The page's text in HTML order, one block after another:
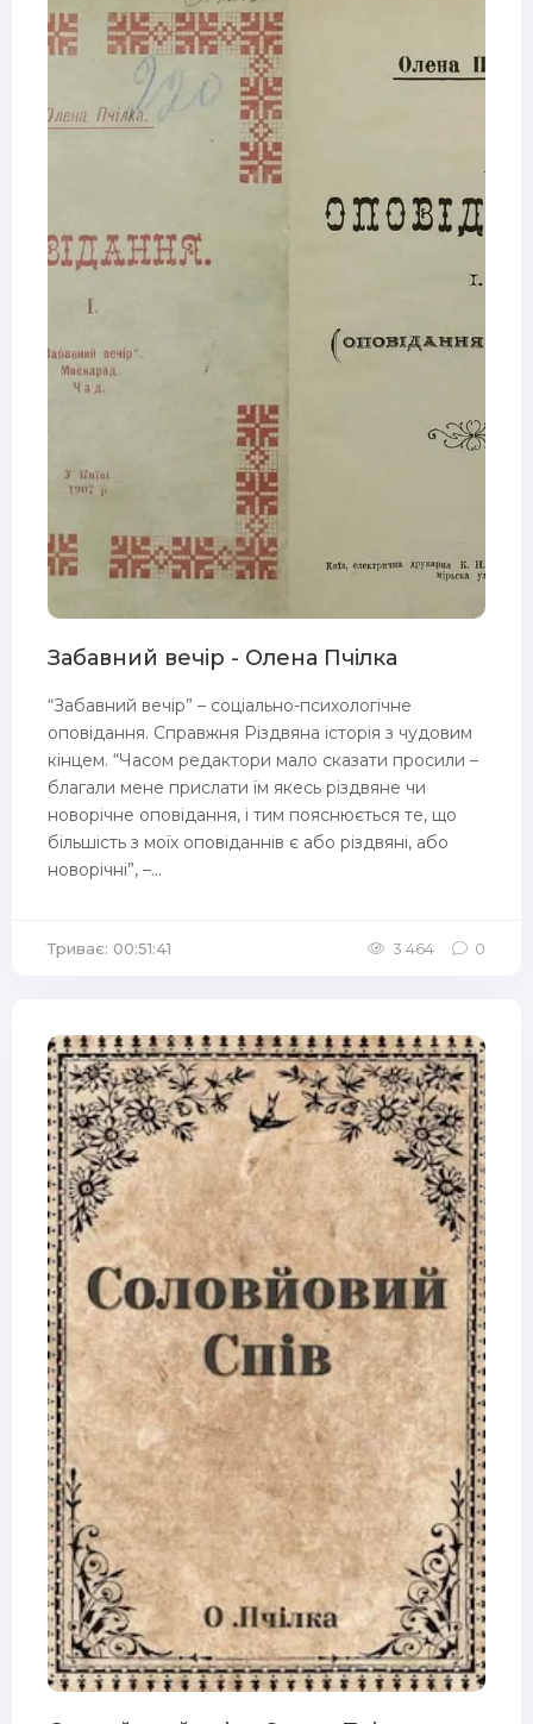
Забавний вечір - Олена Пчілка
“Забавний вечір” – соціально-психологічне
оповідання. Справжня Різдвяна історія з чудовим
кінцем. “Часом редактори мало сказати просили –
благали мене прислати їм якесь різдвяне чи
новорічне оповідання, і тим пояснюється те, що
більшість з моїх оповіданнів є або різдвяні, або
новорічні”, –...
Триває: 00:51:41 3 464 0